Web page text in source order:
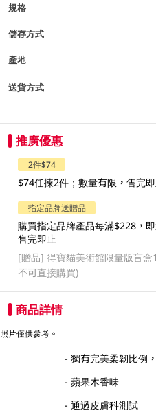
規格
儲存方式
產地
送貨方式
推廣優惠
2件$74
$74任揀2件；數量有限，售完
指定品牌送贈品
購買指定品牌產品每滿$228，
售完即止
[贈品]得寶貓美術館限量版盲盒
不可直接購買)
商品詳情
照片僅供參考。
- 獨有完美柔韌比例
- 蘋果木香味
- 通過皮膚科測試